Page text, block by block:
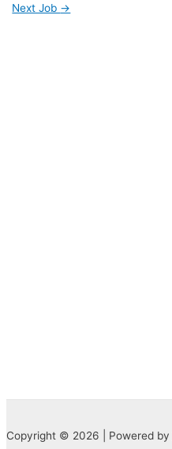
Next Job →
Copyright © 2026 | Powered by